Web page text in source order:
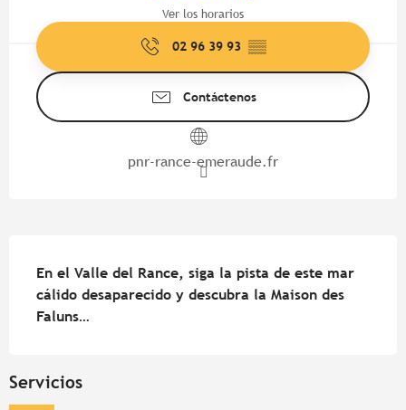
Ver los horarios
02 96 39 93 ▒▒
Contáctenos
pnr-rance-emeraude.fr
En el Valle del Rance, siga la pista de este mar
cálido desaparecido y descubra la Maison des
Faluns…
Servicios